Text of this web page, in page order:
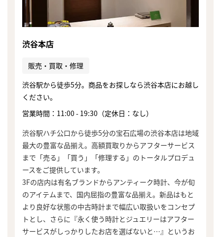
渋谷本店
販売・買取・修理
渋谷駅から徒歩5分。商品をお探しなら渋谷本店にお越し
ください。
営業時間：11:00 - 19:30（定休日：なし）
渋谷駅ハチ公口から徒歩5分の宝石広場の渋谷本店は地域
最大の豊富な品揃え。高額買取りからアフターサービス
まで「売る」「買う」「修理する」のトータルプロデュ
ースをご提供しています。
3Fの店内は有名ブランドからアンティーク時計、今が旬
のアイテムまで、国内屈指の豊富な品揃え。新品はもと
より良好な状態の中古時計まで幅広い取扱いをコンセプ
トとし、さらに『永く使う時計とジュエリーはアフター
サービスがしっかりしたお店を選ばないと…』というお